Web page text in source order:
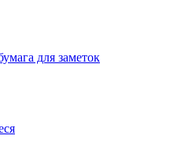
для заметок